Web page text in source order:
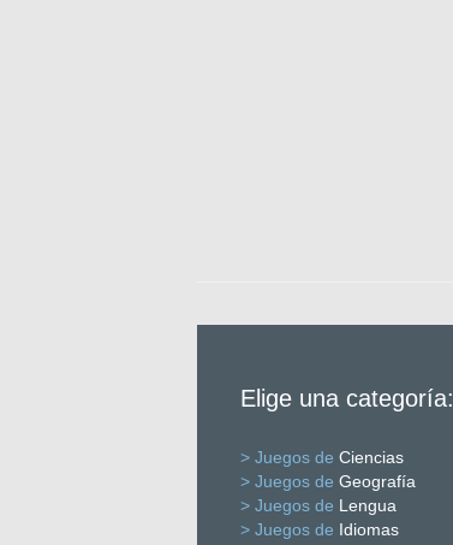
Elige una categoría:
> Juegos de Ciencias
> Juegos de Geografía
> Juegos de Lengua
> Juegos de Idiomas